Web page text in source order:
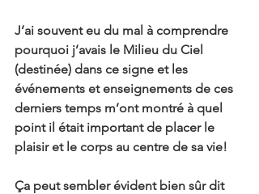
J’ai souvent eu du mal à comprendre
pourquoi j’avais le Milieu du Ciel
(destinée) dans ce signe et les
événements et enseignements de ces
derniers temps m’ont montré à quel
point il était important de placer le
plaisir et le corps au centre de sa vie!
Ça peut sembler évident bien sûr dit